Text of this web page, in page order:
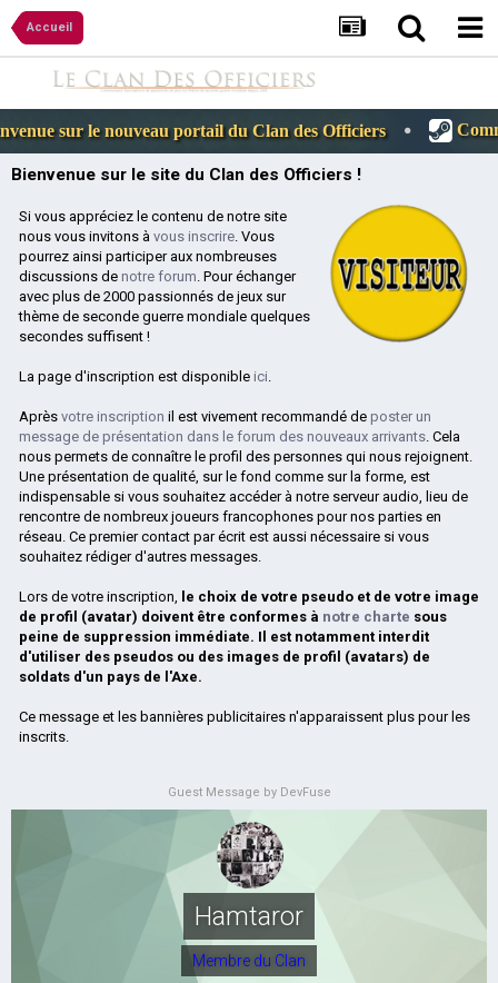
Accueil
sur le nouveau portail du Clan des Officiers
Bienvenue sur le site du Clan des Officiers !
Si vous appréciez le contenu de notre site
nous vous invitons à vous inscrire. Vous
pourrez ainsi participer aux nombreuses
discussions de notre forum. Pour échanger
avec plus de 2000 passionnés de jeux sur
thème de seconde guerre mondiale quelques
secondes suffisent !
La page d'inscription est disponible ici.
Après votre inscription il est vivement recommandé de poster un
message de présentation dans le forum des nouveaux arrivants. Cela
nous permets de connaître le profil des personnes qui nous rejoignent.
Une présentation de qualité, sur le fond comme sur la forme, est
indispensable si vous souhaitez accéder à notre serveur audio, lieu de
rencontre de nombreux joueurs francophones pour nos parties en
réseau. Ce premier contact par écrit est aussi nécessaire si vous
souhaitez rédiger d'autres messages.
Lors de votre inscription, le choix de votre pseudo et de votre image
de profil (avatar) doivent être conformes à notre charte sous
peine de suppression immédiate. Il est notamment interdit
d'utiliser des pseudos ou des images de profil (avatars) de
soldats d'un pays de l'Axe.
Ce message et les bannières publicitaires n'apparaissent plus pour les
inscrits.
Guest Message by DevFuse
Hamtaror
Membre du Clan